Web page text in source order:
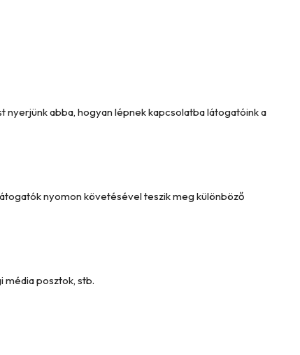
abba, hogyan lépnek kapcsolatba látogatóink a
nyomon követésével teszik meg különböző
média posztok, stb.